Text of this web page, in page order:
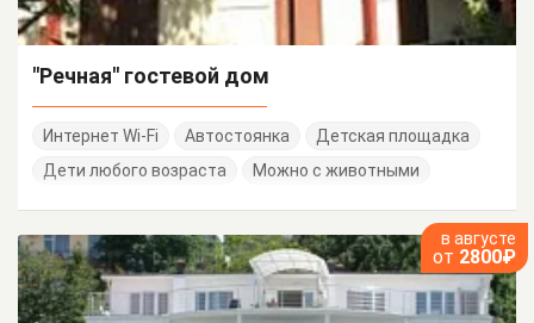
"Речная" гостевой дом
Интернет Wi-Fi Автостоянка
Детская площадка
Дети любого возраста
Можно с животными
в августе
от 2800₽